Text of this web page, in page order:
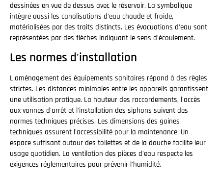
dessinées en vue de dessus avec le réservoir. La symbolique
intègre aussi les canalisations d'eau chaude et froide,
matérialisées par des traits distincts. Les évacuations d'eau sont
représentées par des flèches indiquant le sens d'écoulement.
Les normes d'installation
L'aménagement des équipements sanitaires répond à des règles
strictes. Les distances minimales entre les appareils garantissent
une utilisation pratique. La hauteur des raccordements, l'accès
aux vannes d'arrêt et l'installation des siphons suivent des
normes techniques précises. Les dimensions des gaines
techniques assurent l'accessibilité pour la maintenance. Un
espace suffisant autour des toilettes et de la douche facilite leur
usage quotidien. La ventilation des pièces d'eau respecte les
exigences réglementaires pour prévenir l'humidité.